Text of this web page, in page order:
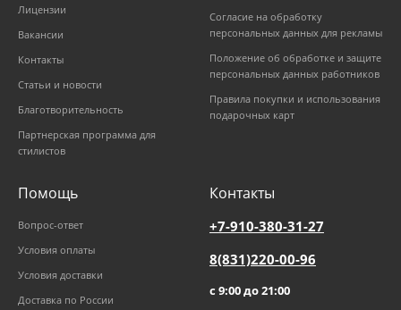
Лицензии
Вакансии
Контакты
Статьи и новости
Благотворительность
Партнерская программа для
стилистов
Согласие на обработку
персональных данных для рекламы
Положение об обработке и защите
персональных данных работников
Правила покупки и использования
подарочных карт
Помощь
Вопрос-ответ
Условия оплаты
Условия доставки
Доставка по России
Контакты
+7-910-380-31-27
8(831)220-00-96
с 9:00 до 21:00